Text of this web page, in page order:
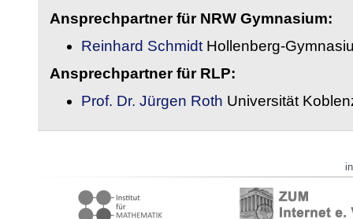
Ansprechpartner für NRW Gymnasium:
Reinhard Schmidt Hollenberg-
Ansprechpartner für RLP:
Prof. Dr. Jürgen Roth Universität